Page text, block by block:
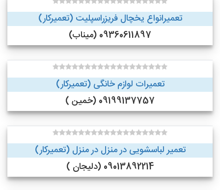
تعمیرانواع یخچال فریزراسپلیت (تعمیرکار)
09360611897 (میناب)
تعمیرات لوازم خانگی (تعمیرکار)
09199137757 (خمین )
تعمیر لباسشویی در منزل در منزل (تعمیرکار)
09013892214 (دلیجان )